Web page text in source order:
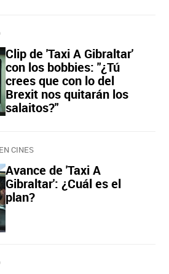
Clip de 'Taxi A Gibraltar'
con los bobbies: "¿Tú
crees que con lo del
Brexit nos quitarán los
salaitos?"
CINES
Avance de 'Taxi A
Gibraltar': ¿Cuál es el
plan?